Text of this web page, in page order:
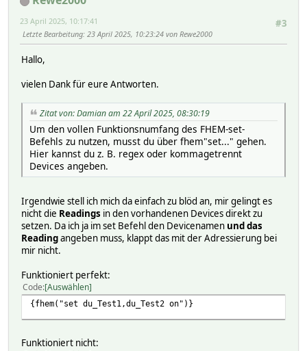
# NR 597
# STATE initialized
# TYPE DOIF
# eventCount 62
# READINGS:
# 2025-04-21 11:44:58 Betriebsart Aus
# 2025-04-21 11:44:58 block_01 executed
# 2025-04-21 11:44:58 e_di_Test_Betriebsart Aus
# 2025-04-21 11:43:27 mode enabled
# 2025-04-21 11:43:27 state initialized
# Regex:
# accu:
# barAvg:
# collect:
# cond:
# di_Test:
# 0:
# condition:
# 0
#
if
#
fhem_set("du_Test Out_1 aus");
#
}
#
#3
23 April 2025, 10:17:41
Letzte Bearbeitung: 23 April 2025, 10:23:24 von Rewe2000
Hallo,
vielen Dank für eure Antworten.
Zitat von: Damian am 22 April 2025, 08:30:19
Um den vollen Funktionsnumfang des FHEM-set-
Befehls zu nutzen, musst du über fhem"set..." gehen.
Hier kannst du z. B. regex oder kommagetrennt
Devices angeben.
Irgendwie stell ich mich da einfach zu blöd an, mir gelingt es
nicht die Readings in den vorhandenen Devices direkt zu
setzen. Da ich ja im set Befehl den Devicenamen und das
Readingangeben muss, klappt das mit der Adressierung bei
mir nicht.
Funktioniert perfekt:
Code Auswählen
{fhem("set du_Test1,du_Test2 on")}
Funktioniert nicht: